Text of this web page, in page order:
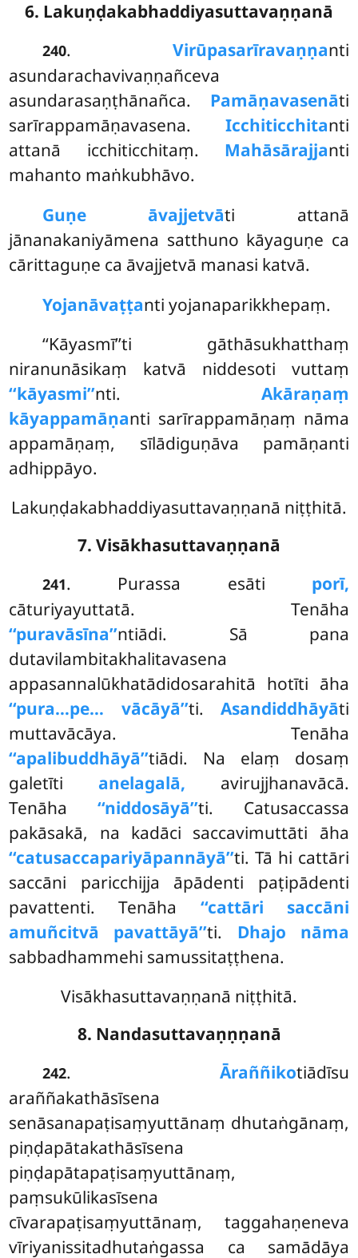
6. Lakuṇḍakabhaddiyasuttavaṇṇanā
240. Virūpasarīravaṇṇanti
asundarachavivaṇṇañceva
asundarasaṇṭhānañca. Pamāṇavasenāti
sarīrappamāṇavasena. Icchiticchitanti
attanā icchiticchitaṃ. Mahāsārajjanti
mahanto maṅkubhāvo.
Guṇe āvajjetvāti attanā
jānanakaniyāmena satthuno kāyaguṇe ca
cārittaguṇe ca āvajjetvā manasi katvā.
Yojanāvaṭṭanti yojanaparikkhepaṃ.
‘‘Kāyasmī’’ti gāthāsukhatthaṃ
niranunāsikaṃ katvā niddesoti vuttaṃ
‘‘kāyasmi’’nti. Akāraṇaṃ
kāyappamāṇanti sarīrappamāṇaṃ nāma
appamāṇaṃ, sīlādiguṇāva pamāṇanti
adhippāyo.
Lakuṇḍakabhaddiyasuttavaṇṇanā niṭṭhitā.
7. Visākhasuttavaṇṇanā
241. Purassa esāti porī,
cāturiyayuttatā. Tenāha
‘‘puravāsīna’’ntiādi. Sā pana
dutavilambitakhalitavasena
appasannalūkhatādidosarahitā hotīti āha
‘‘pura…pe… vācāyā’’ti. Asandiddhāyāti
muttavācāya. Tenāha
‘‘apalibuddhāyā’’tiādi. Na elaṃ dosaṃ
galetīti anelagalā, avirujjhanavācā.
Tenāha ‘‘niddosāyā’’ti. Catusaccassa
pakāsakā, na kadāci saccavimuttāti āha
‘‘catusaccapariyāpannāyā’’ti. Tā hi cattāri
saccāni paricchijja āpādenti paṭipādenti
pavattenti. Tenāha ‘‘cattāri saccāni
amuñcitvā pavattāyā’’ti. Dhajo nāma
sabbadhammehi samussitaṭṭhena.
Visākhasuttavaṇṇanā niṭṭhitā.
8. Nandasuttavaṇṇṇanā
242. Āraññikotiādīsu
araññakathāsīsena
senāsanapaṭisaṃyuttānaṃ dhutaṅgānaṃ,
piṇḍapātakathāsīsena
piṇḍapātapaṭisaṃyuttānaṃ,
paṃsukūlikasīsena
cīvarapaṭisaṃyuttānaṃ, taggahaṇeneva
vīriyanissitadhutaṅgassa ca samādāya